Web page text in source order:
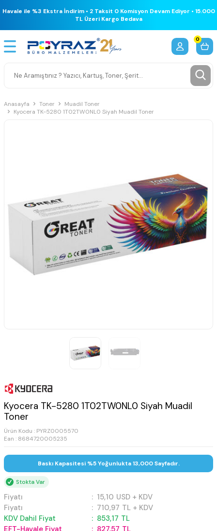
Havale ile %3 Ekstra İndirim • 2 Taksit 0 Komisyon Devam Ediyor • 15.000
TL Üzeri Kargo Bedava
0
Anasayfa Toner
Muadil Toner
Kyocera TK-5280 1T02TW0NL0 Siyah Muadil Toner
Kyocera TK-5280 1T02TW0NL0 Siyah Muadil
Toner
Ürün Kodu : PYRZ0005570
Ean : 8684720005235
Baskı Kapasitesi %5 Yoğunlukta 13,000 Sayfadır.
Stokta Var
Fiyatı : 15,10 USD + KDV
Fiyatı
: 710,97 TL + KDV
KDV Dahil Fiyat
: 853,17 TL